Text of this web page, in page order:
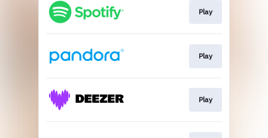
Play
Play
Play